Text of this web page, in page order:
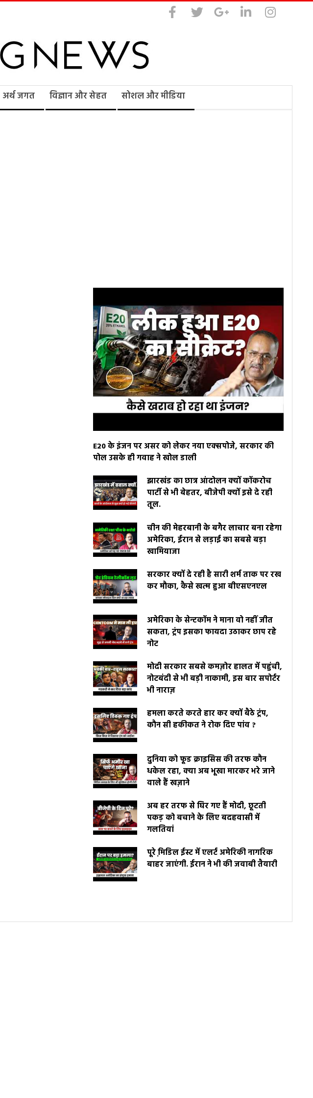
अर्थ जगत विज्ञान और सेहत सोशल और मीडिया
E20 के इंजन पर असर को लेकर नया एक्सपोजे, सरकार की
पोल उसके ही गवाह ने खोल डाली
झारखंड का छात्र आंदोलन क्यों कॉकरोच
पार्टी से भी बेहतर, बीजेपी क्यों इसे दे रही
तूल.
चीन की मेहरबानी के बगैर लाचार बना रहेगा
अमेरिका, ईरान से लड़ाई का सबसे बड़ा
खामियाजा
सरकार क्यों दे रही है सारी शर्म ताक पर रख
कर मौका, कैसे खत्म हुआ बीएसएनएल
अमेरिका के सेन्टकॉम ने माना वो नहीं जीत
सकता, ट्रंप इसका फायदा उठाकर छाप रहे
नोट
मोदी सरकार सबसे कमज़ोर हालत में पहुंची,
नोटबंदी से भी बड़ी नाकामी, इस बार सपोर्टर
भी नाराज़
हमला करते करते हार कर क्यों बैठे ट्रंप,
कौन सी हकीकत ने रोक दिए पांव ?
दुनिया को फूड क्राइसिस की तरफ कौन
धकेल रहा, क्या अब भूखा मारकर भरे जाने
वाले हैं खज़ाने
अब हर तरफ से घिर गए हैं मोदी, छूटती
पकड़ को बचाने के लिए बदहवासी में
गलतियां
पूरे मि़डिल ईस्ट में एलर्ट अमेरिकी नागरिक
बाहर जाएंगी. ईरान ने भी की जवाबी तैयारी